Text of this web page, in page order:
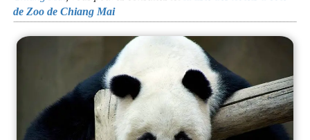
de Zoo de Chiang Mai